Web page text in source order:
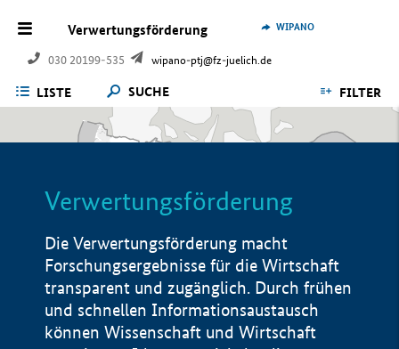
Verwertungsförderung
030 20199-535 wipano-ptj@fz-juelich.de
WIPANO
LISTE SUCHE FILTER
Verwertungsförderung
Die Verwertungsförderung macht
Forschungsergebnisse für die Wirtschaft
transparent und zugänglich. Durch frühen
und schnellen Informationsaustausch
können Wissenschaft und Wirtschaft